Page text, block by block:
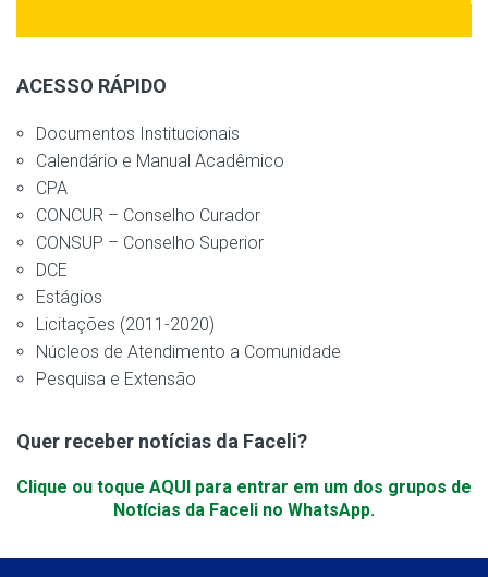
ACESSO RÁPIDO
Documentos Institucionais
Calendário e Manual Acadêmico
CPA
CONCUR – Conselho Curador
CONSUP – Conselho Superior
DCE
Estágios
Licitações (2011-2020)
Núcleos de Atendimento a Comunidade
Pesquisa e Extensão
Quer receber notícias da Faceli?
Clique ou toque AQUI para entrar em um dos grupos de
Notícias da Faceli no WhatsApp.